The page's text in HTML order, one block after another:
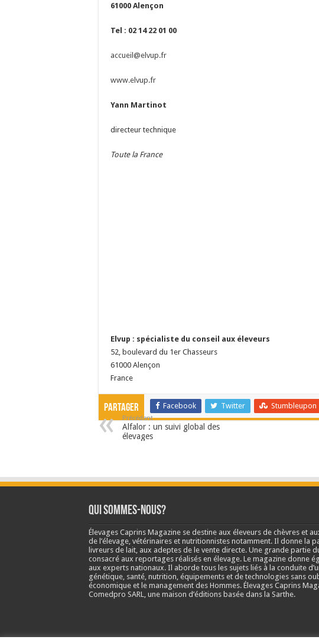
61000 Alençon
Tel : 02 14 22 01 00
accueil@elvup.fr
www.elvup.fr
Yann Martinot
directeur technique
Toute la France
Elvup : spécialiste du conseil aux éleveurs
52, boulevard du 1er Chasseurs
61000 Alençon
France
Partager Facebook Twitter Stumbleupon
Précédent
Alfalor : un suivi global des
élevages
Qui sommes-nous?
Élevages Caprins Magazine se destine aux éleveurs de chèvres et
de l’élevage, vétérinaires et nutritionnistes notamment. Il donne la
livreurs de lait, aux adeptes de le vente directe. Une grande partie
consacré aux reportages réalisés en élevage. Le magazine donne
aux experts nationaux. Il aborde tous les sujets liés à la conduite
génétique, santé, nutrition, équipements et de technologies sans
économique et le management des Hommes. Élevages Caprins
Comedpro SARL, une maison d’éditions basée dans la Sarthe.